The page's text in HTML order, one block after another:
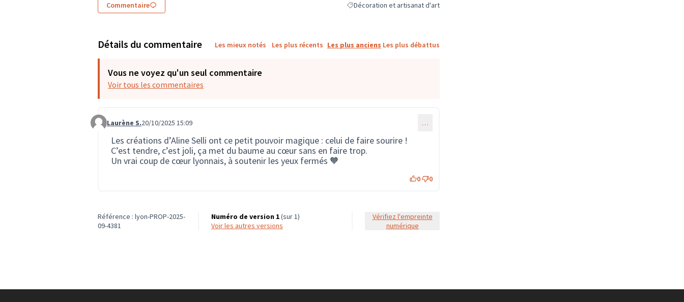
Commentaire Filtrer les résultats de la catégorie : Décoration et artisanat d'art
Décoration et artisanat d'art
Détails du commentaire Les mieux notés Les plus récents Les plus anciens Les plus débattus
Vous ne voyez qu'un seul commentaire
Voir tous les commentaires
Commentaire 3921
Laurène S.20/10/2025 15:09 …
Les créations d’Aline Selli ont ce petit pouvoir magique : celui de faire sourire !
C’est tendre, c’est joli, ça met du baume au cœur sans en faire trop.
Un vrai coup de cœur lyonnais, à soutenir les yeux fermés 🧡
0 0
Référence : lyon-PROP-2025-
09-4381
Numéro de version 1(sur 1)
voir les autres versions
Vérifiez l'empreinte
numérique